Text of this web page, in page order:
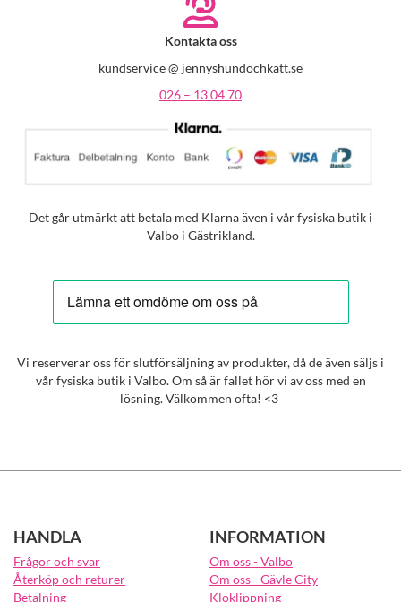
Kontakta oss
kundservice @ jennyshundochkatt.se
026 – 13 04 70
Det går utmärkt att betala med Klarna även i vår fysiska butik i
Valbo i Gästrikland.
Vi reserverar oss för slutförsäljning av produkter, då de även säljs i
vår fysiska butik i Valbo. Om så är fallet hör vi av oss med en
lösning. Välkommen ofta! <3
HANDLA
Frågor och svar
Återköp och returer
Betalning
INFORMATION
Om oss - Valbo
Om oss - Gävle City
Kloklippning